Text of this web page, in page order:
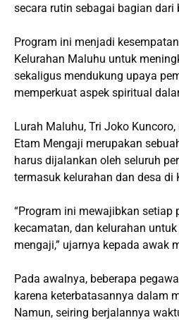
secara rutin sebagai bagian dari
Program ini menjadi
Kelurahan Maluhu untuk
sekaligus mendukung upaya
memperkuat aspek spiritual
Lurah Maluhu, Tri Joko
Etam Mengaji merupakan
harus dijalankan oleh seluruh
termasuk kelurahan dan desa di
“Program ini mewajibkan setiap
kecamatan, dan kelurahan
mengaji,” ujarnya kepada awak
Pada awalnya, beberapa
karena keterbatasannya dalam
Namun, seiring berjalannya